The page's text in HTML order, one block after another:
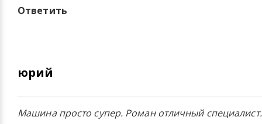
Ответить
юрий
Машина просто супер. Роман отличный специалист.